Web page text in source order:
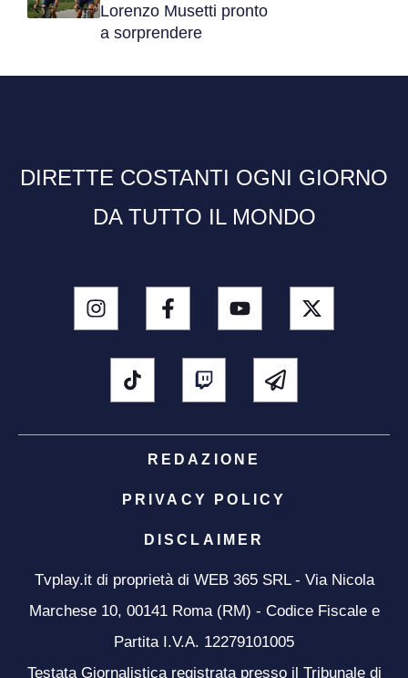
Lorenzo Musetti pronto
a sorprendere
DIRETTE COSTANTI OGNI GIORNO
DA TUTTO IL MONDO
REDAZIONE
PRIVACY POLICY
DISCLAIMER
Tvplay.it di proprietà di WEB 365 SRL - Via Nicola
Marchese 10, 00141 Roma (RM) - Codice Fiscale e
Partita I.V.A. 12279101005
Testata Giornalistica registrata presso il Tribunale di